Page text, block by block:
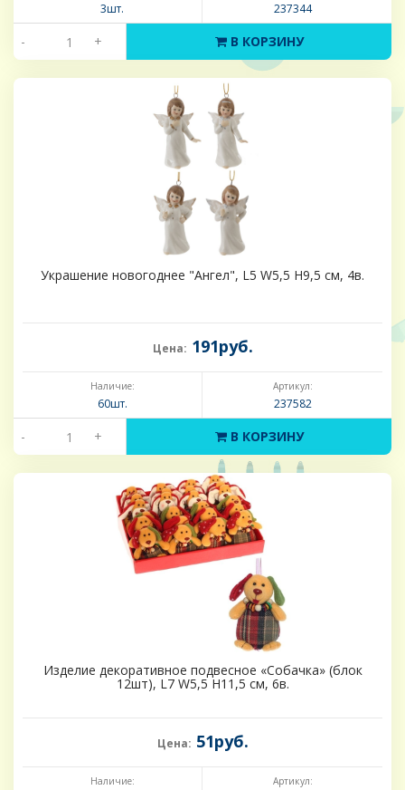
3шт. 237344
- + В КОРЗИНУ
Украшение новогоднее "Ангел", L5 W5,5 H9,5 см, 4в.
Цена: 191руб.
Наличие:
60шт.
Артикул:
237582
- + В КОРЗИНУ
Изделие декоративное подвесное «Собачка» (блок
12шт), L7 W5,5 H11,5 см, 6в.
Цена: 51руб.
Наличие: Артикул: